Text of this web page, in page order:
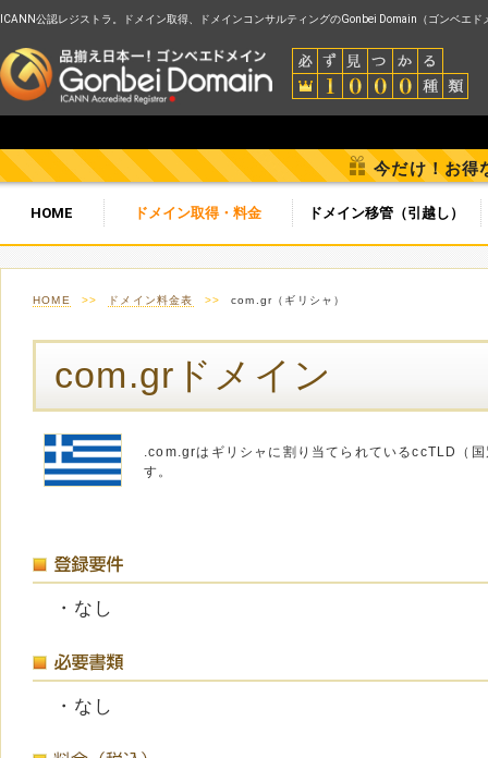
ICANN公認レジストラ。ドメイン取得、ドメインコンサルティングのGonbei Domain（ゴンベエド
今だけ！お得
HOME ドメイン取得・料金 ドメイン移管（引越し）
HOME >> ドメイン料金表 >> com.gr（ギリシャ）
com.grドメイン
.com.grはギリシャに割り当てられているccTLD（
す。
・なし
・なし